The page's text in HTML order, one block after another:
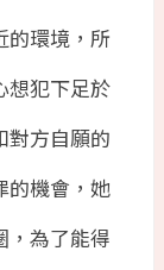
的環境，所
想犯下足於
對方自願的
的機會，她
，為了能得